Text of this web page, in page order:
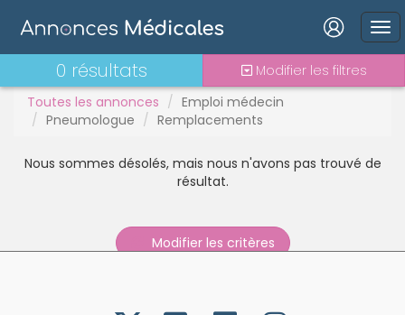
Connexion
Mot de passe oublié ?
Se connecter avec Google
Toutes les annonces
Emploi médecin
Pneumologue
Remplacements
0 résultats Modifier les filtres
Mutation
PH
Praticien contractuel
Stages - alternance
Vacations
Nous sommes désolés, mais nous n'avons pas trouvé de
résultat.
Modifier les critères